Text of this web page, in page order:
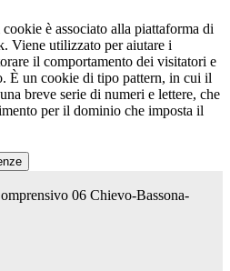
è associato alla piattaforma di
Viene utilizzato per aiutare i
il comportamento dei visitatori e
È un cookie di tipo pattern, in cui il
breve serie di numeri e lettere, che
per il dominio che imposta il
06 Chievo-Bassona-